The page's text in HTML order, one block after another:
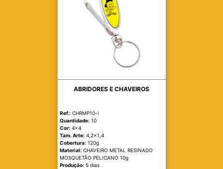
ABRIDORES E CHAVEIROS
Ref.: CHRMP10-i
Quantidade: 10
Cor: 4x4
Tam. Arte: 4,2x1,4
Cobertura: 120g
Material: CHAVEIRO METAL RESINADO
MOSQUETÃO PELICANO 10g
Produção: 5 dias